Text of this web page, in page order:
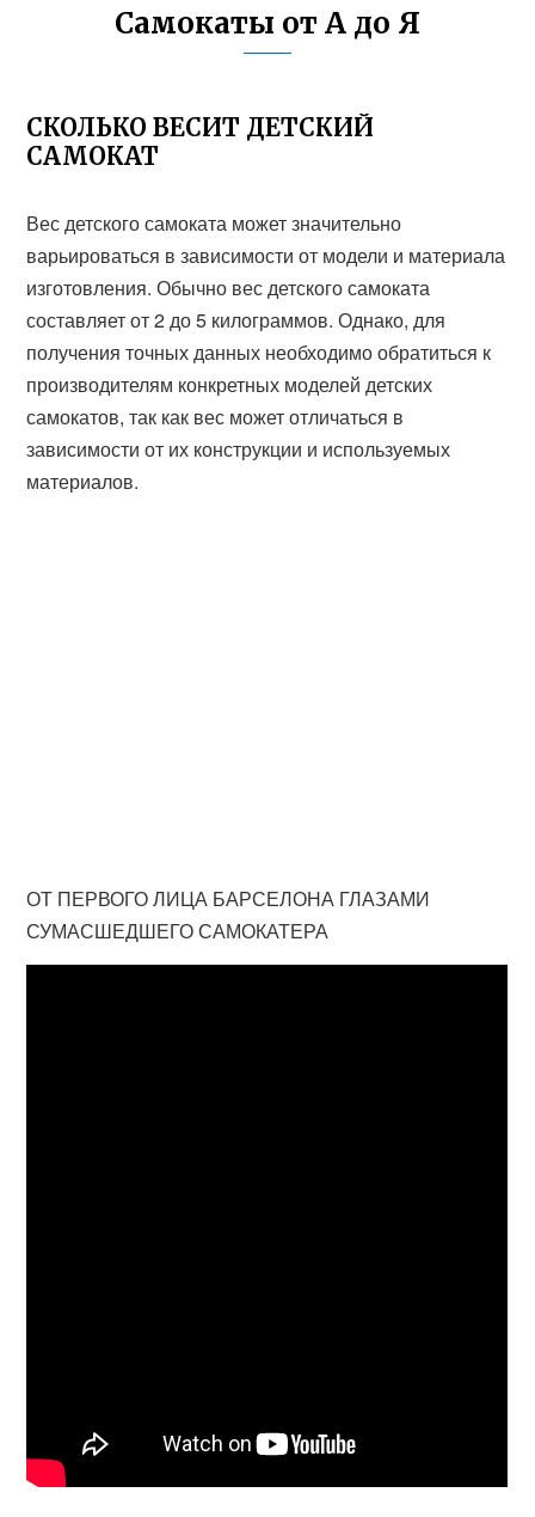
Самокаты от А до Я
СКОЛЬКО ВЕСИТ ДЕТСКИЙ
САМОКАТ
Вес детского самоката может значительно
варьироваться в зависимости от модели и материала
изготовления. Обычно вес детского самоката
составляет от 2 до 5 килограммов. Однако, для
получения точных данных необходимо обратиться к
производителям конкретных моделей детских
самокатов, так как вес может отличаться в
зависимости от их конструкции и используемых
материалов.
ОТ ПЕРВОГО ЛИЦА БАРСЕЛОНА ГЛАЗАМИ
СУМАСШЕДШЕГО САМОКАТЕРА